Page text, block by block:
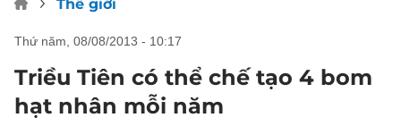
Thế giới
thứ năm, 08/08/2013 - 10:17
Triều Tiên có thể chế tạo 4 bom
hạt nhân mỗi năm